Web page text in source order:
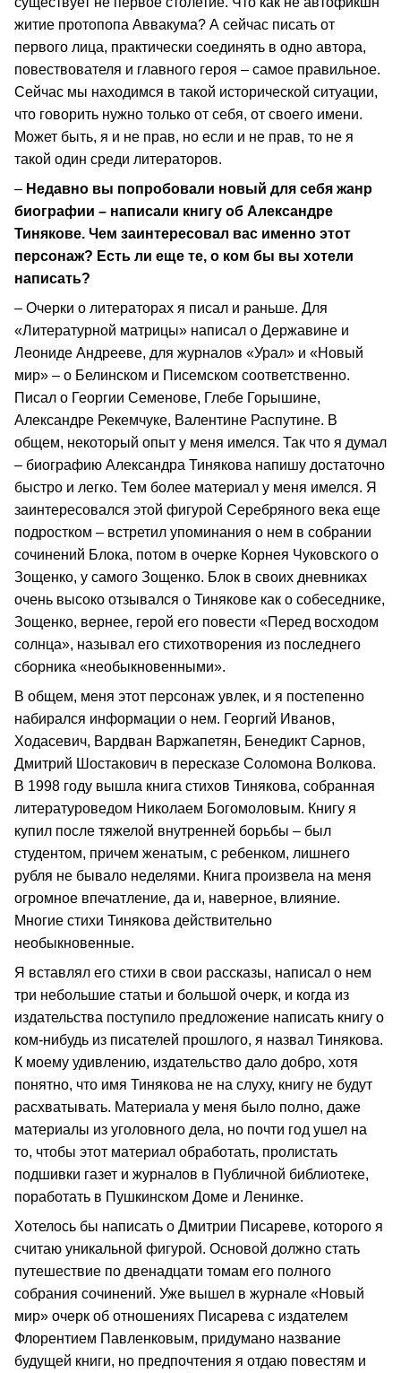
житие протопопа Аввакума? А сейчас писать от
первого лица, практически соединять в одно автора,
повествователя и главного героя – самое правильное.
Сейчас мы находимся в такой исторической ситуации,
что говорить нужно только от себя, от своего имени.
Может быть, я и не прав, но если и не прав, то не я
такой один среди литераторов.
– Недавно вы попробовали новый для себя жанр
биографии – написали книгу об Александре
Тинякове. Чем заинтересовал вас именно этот
персонаж? Есть ли еще те, о ком бы вы хотели
написать?
– Очерки о литераторах я писал и раньше. Для
«Литературной матрицы» написал о Державине и
Леониде Андрееве, для журналов «Урал» и «Новый
мир» – о Белинском и Писемском соответственно.
Писал о Георгии Семенове, Глебе Горышине,
Александре Рекемчуке, Валентине Распутине. В
общем, некоторый опыт у меня имелся. Так что я думал
– биографию Александра Тинякова напишу достаточно
быстро и легко. Тем более материал у меня имелся. Я
заинтересовался этой фигурой Серебряного века еще
подростком – встретил упоминания о нем в собрании
сочинений Блока, потом в очерке Корнея Чуковского о
Зощенко, у самого Зощенко. Блок в своих дневниках
очень высоко отзывался о Тинякове как о собеседнике,
Зощенко, вернее, герой его повести «Перед восходом
солнца», называл его стихотворения из последнего
сборника «необыкновенными».
В общем, меня этот персонаж увлек, и я постепенно
набирался информации о нем. Георгий Иванов,
Ходасевич, Вардван Варжапетян, Бенедикт Сарнов,
Дмитрий Шостакович в пересказе Соломона Волкова.
В 1998 году вышла книга стихов Тинякова, собранная
литературоведом Николаем Богомоловым. Книгу я
купил после тяжелой внутренней борьбы – был
студентом, причем женатым, с ребенком, лишнего
рубля не бывало неделями. Книга произвела на меня
огромное впечатление, да и, наверное, влияние.
Многие стихи Тинякова действительно
необыкновенные.
Я вставлял его стихи в свои рассказы, написал о нем
три небольшие статьи и большой очерк, и когда из
издательства поступило предложение написать книгу о
ком-нибудь из писателей прошлого, я назвал Тинякова.
К моему удивлению, издательство дало добро, хотя
понятно, что имя Тинякова не на слуху, книгу не будут
расхватывать. Материала у меня было полно, даже
материалы из уголовного дела, но почти год ушел на
то, чтобы этот материал обработать, пролистать
подшивки газет и журналов в Публичной библиотеке,
поработать в Пушкинском Доме и Ленинке.
Хотелось бы написать о Дмитрии Писареве, которого я
считаю уникальной фигурой. Основой должно стать
путешествие по двенадцати томам его полного
собрания сочинений. Уже вышел в журнале «Новый
мир» очерк об отношениях Писарева с издателем
Флорентием Павленковым, придумано название
будущей книги, но предпочтения я отдаю повестям и